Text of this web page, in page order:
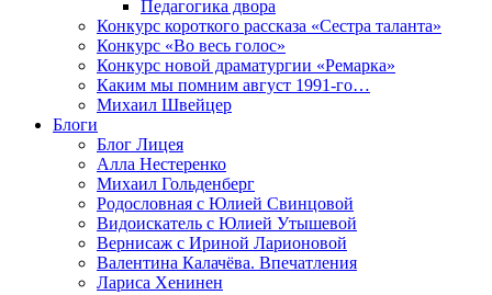
Педагогика двора
Конкурс короткого рассказа «Сестра таланта»
Конкурс «Во весь голос»
Конкурс новой драматургии «Ремарка»
Каким мы помним август 1991-го…
Михаил Швейцер
Блоги
Блог Лицея
Алла Нестеренко
Михаил Гольденберг
Родословная с Юлией Свинцовой
Видоискатель с Юлией Утышевой
Вернисаж с Ириной Ларионовой
Валентина Калачёва. Впечатления
Лариса Хенинен